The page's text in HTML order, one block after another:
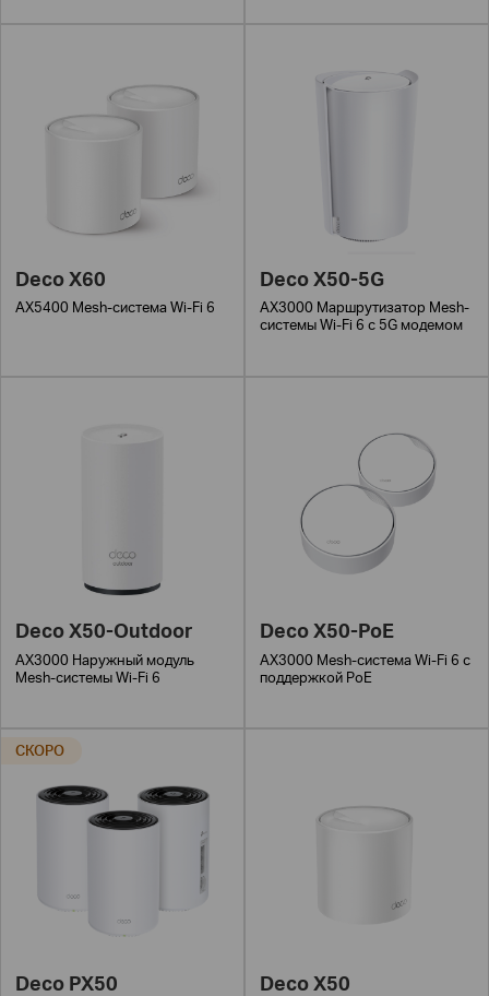
Deco X60
AX5400 Mesh-система Wi-Fi 6
Deco X50-5G
AX3000 Маршрутизатор Mesh-
системы Wi-Fi 6 с 5G модемом
Deco X50-Outdoor
AX3000 Наружный модуль
Mesh-системы Wi-Fi 6
Deco X50-PoE
AX3000 Mesh-система Wi-Fi 6 с
поддержкой PoE
Deco PX50
СКОРО
Deco X50